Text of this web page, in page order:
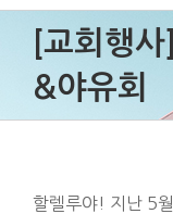
[교회행
&야유회
할렐루야! 지난 5